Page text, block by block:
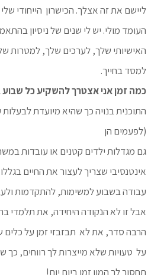
ליישם את זה אצלך. הכישרון הייחודי
העומד מולי. יש לי שנים של ניסיון
האישיותי שלך, לערכים שלך, למטרות
למסד בחייך.
כמה זמן אני אצטרך להשקיע כל שבוע
התוכנית בנויה כך שהיא מיועדת
(לפעמים הן
גם מגדלות ילדים קטנים או עובדות
עבודה בשבוע למשימות, להתקדמות
אבל זו לא הנקודה היחידה, את תלמדי
הרבה סדר, את לא תבזבזי זמן על
על טעויות שלא מייצרות לך רווחים, כך
תחסוך לך המון זמן ביום יום!